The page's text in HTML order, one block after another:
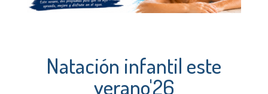
Natación infantil este
verano'26